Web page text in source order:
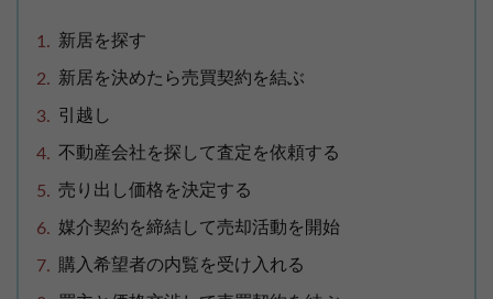
新居を探す
新居を決めたら売買契約を結ぶ
引越し
不動産会社を探して査定を依頼する
売り出し価格を決定する
媒介契約を締結して売却活動を開始
購入希望者の内覧を受け入れる